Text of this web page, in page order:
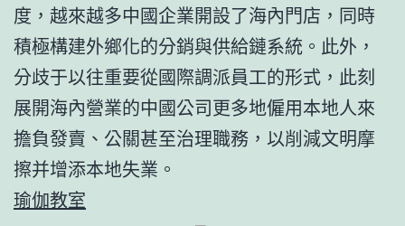
度，越來越多中國企業開設了海內門店，同時
積極構建外鄉化的分銷與供給鏈系統。此外，
分歧于以往重要從國際調派員工的形式，此刻
展開海內營業的中國公司更多地僱用本地人來
擔負發賣、公關甚至治理職務，以削減文明摩
擦并增添本地失業。
瑜伽教室